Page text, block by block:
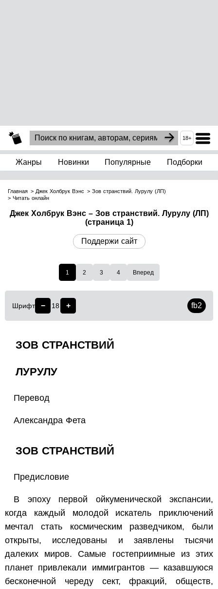
18+
Жанры Новинки Популярные Подборки
Главная Джек Холбрук Вэнс
Зов странствий. Лурулу (ЛП)
Читать онлайн
Джек Холбрук Вэнс – Зов странствий. Лурулу (ЛП)
(страница 1)
Поддержи сайт
1 2 3 4 Вперед
Шрифт − 18 + fb2
ЗОВ СТРАНСТВИЙ
ЛУРУЛУ
Перевод
Александра Фета
ЗОВ СТРАНСТВИЙ
Предисловие
В эпоху первой ойкуменической экспансии,
когда каждый молодой искатель приключений
мечтал стать космическим разведчиком, были
открыты, исследованы и заявлены тысячи
далеких миров. Самые гостеприимные из этих
планет привлекали иммигрантов — казавшуюся
бесконечной череду сект, фракций, обществ,